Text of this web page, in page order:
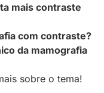
mais contraste
com contraste?
da mamografia
sobre o tema!